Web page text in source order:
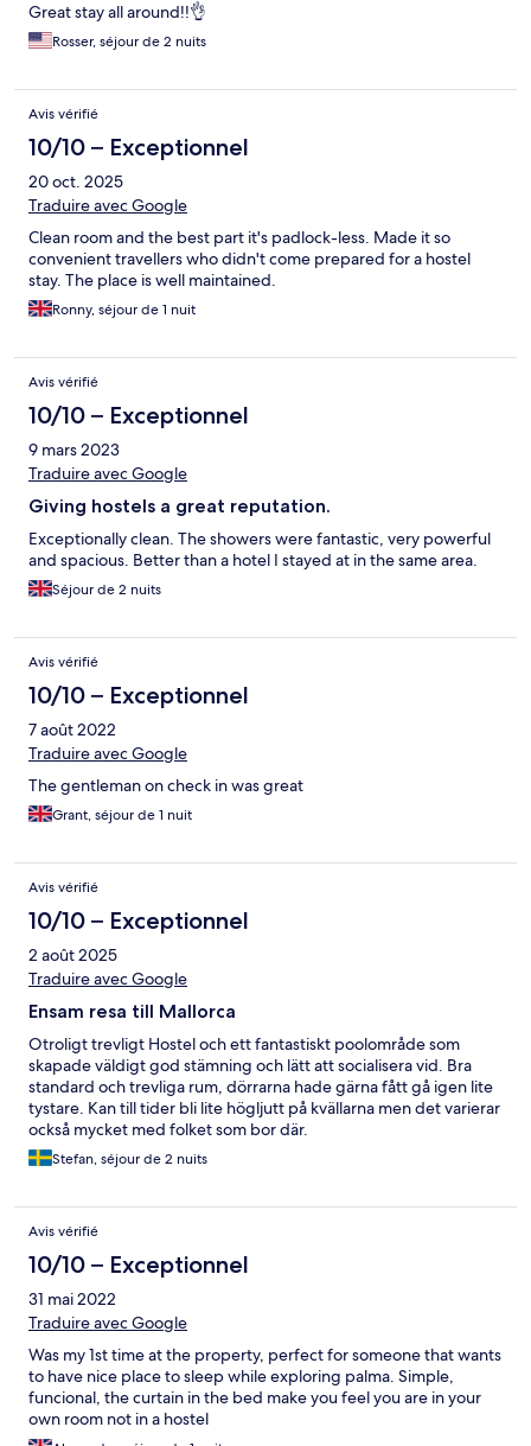
Great stay all around!!👌
Rosser, séjour de 2 nuits
Avis vérifié
10/10 – Exceptionnel
20 oct. 2025
Traduire avec Google
Clean room and the best part it's padlock-less. Made it so
convenient travellers who didn't come prepared for a hostel
stay. The place is well maintained.
Ronny, séjour de 1 nuit
Avis vérifié
10/10 – Exceptionnel
9 mars 2023
Traduire avec Google
Giving hostels a great reputation.
Exceptionally clean. The showers were fantastic, very powerful
and spacious. Better than a hotel I stayed at in the same area.
Séjour de 2 nuits
Avis vérifié
10/10 – Exceptionnel
7 août 2022
Traduire avec Google
The gentleman on check in was great
Grant, séjour de 1 nuit
Avis vérifié
10/10 – Exceptionnel
2 août 2025
Traduire avec Google
Ensam resa till Mallorca
Otroligt trevligt Hostel och ett fantastiskt poolområde som
skapade väldigt god stämning och lätt att socialisera vid. Bra
standard och trevliga rum, dörrarna hade gärna fått gå igen lite
tystare. Kan till tider bli lite högljutt på kvällarna men det varierar
också mycket med folket som bor där.
Stefan, séjour de 2 nuits
Avis vérifié
10/10 – Exceptionnel
31 mai 2022
Traduire avec Google
Was my 1st time at the property, perfect for someone that wants
to have nice place to sleep while exploring palma. Simple,
funcional, the curtain in the bed make you feel you are in your
own room not in a hostel